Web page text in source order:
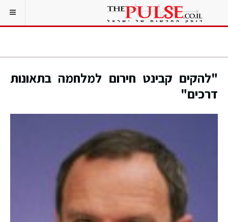
"להקים קבינט חירום למלחמה בתאונות
דרכים"